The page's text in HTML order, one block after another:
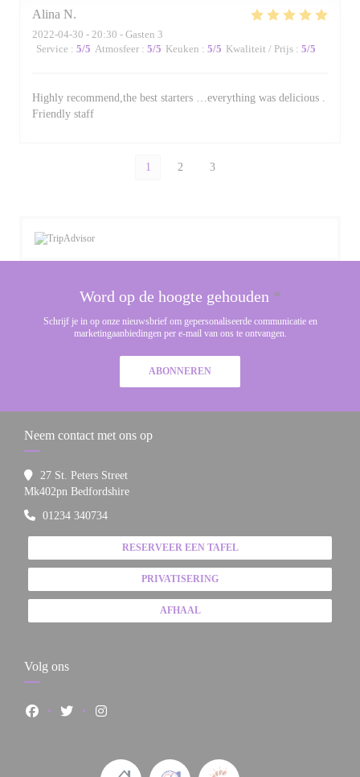
Alina N
2022-04-30 - 20:30 - Gasten 3
Service : 5/5 Atmosfeer : 5/5 Keuken : 5/5 Kwaliteit / Prijs : 5/5
Highly recommend,the best starters …everything was delicious .
Friendly staff
1 2 3
Word op de hoogte gehouden *
Schrijf je in op onze nieuwsbrief om gepersonaliseerde communicatie en
marketingaanbiedingen per e-mail van ons te ontvangen.
ABONNEREN
Neem contact met ons op
27 St. Peters Street
Mk402pn Bedfordshire((opent in een nieuw venster))
01234 340734
RESERVEER EEN TAFEL
PRIVATISERING
AFHAAL
Volg ons
Facebook ((opent in een nieuw venster))
Twitter ((opent in een nieuw venster))
Instagram ((opent in een nieuw venster))